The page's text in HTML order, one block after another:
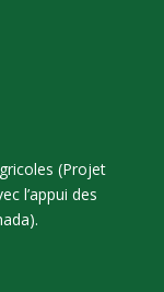
(Projet
l’appui des